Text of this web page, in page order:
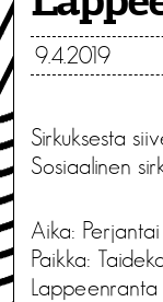
9.4.2019
Sirkuksesta
Sosiaalinen
Aika:
Paikka:
Lappeenranta